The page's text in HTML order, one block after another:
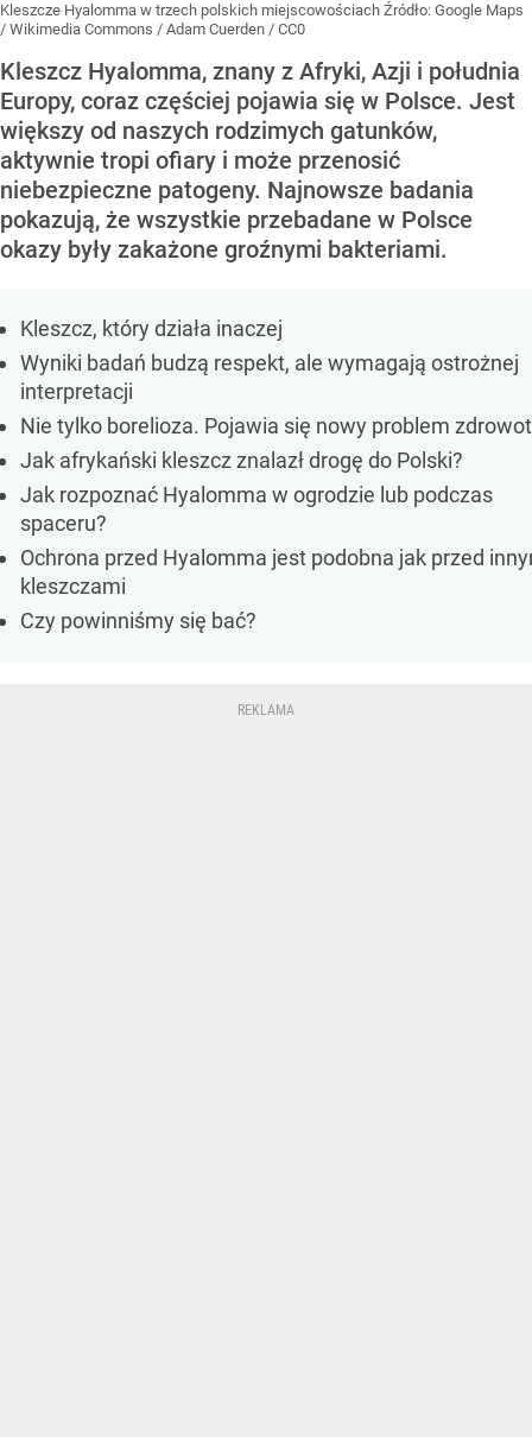
Kleszcze Hyalomma w trzech polskich miejscowościach Źródło: Google Maps
/ Wikimedia Commons / Adam Cuerden / CC0
Kleszcz Hyalomma, znany z Afryki, Azji i południa
Europy, coraz częściej pojawia się w Polsce. Jest
większy od naszych rodzimych gatunków,
aktywnie tropi ofiary i może przenosić
niebezpieczne patogeny. Najnowsze badania
pokazują, że wszystkie przebadane w Polsce
okazy były zakażone groźnymi bakteriami.
Kleszcz, który działa inaczej
Wyniki badań budzą respekt, ale wymagają ostrożnej
interpretacji
Nie tylko borelioza. Pojawia się nowy problem
Jak afrykański kleszcz znalazł drogę do Polski?
Jak rozpoznać Hyalomma w ogrodzie lub podczas
spaceru?
Ochrona przed Hyalomma jest podobna jak przed
kleszczami
Czy powinniśmy się bać?